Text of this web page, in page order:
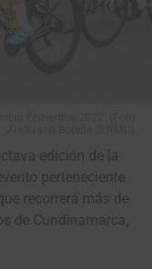
edición de la
perteneciente
recorrerá más de
de Cundinamarca,